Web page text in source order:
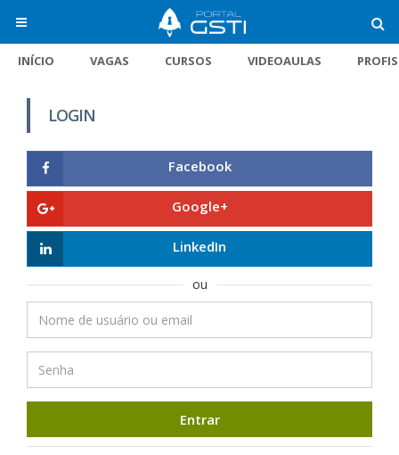
INÍCIO VAGAS CURSOS VIDEOAULAS
LOGIN
Facebook
Google+
LinkedIn
ou
Entrar